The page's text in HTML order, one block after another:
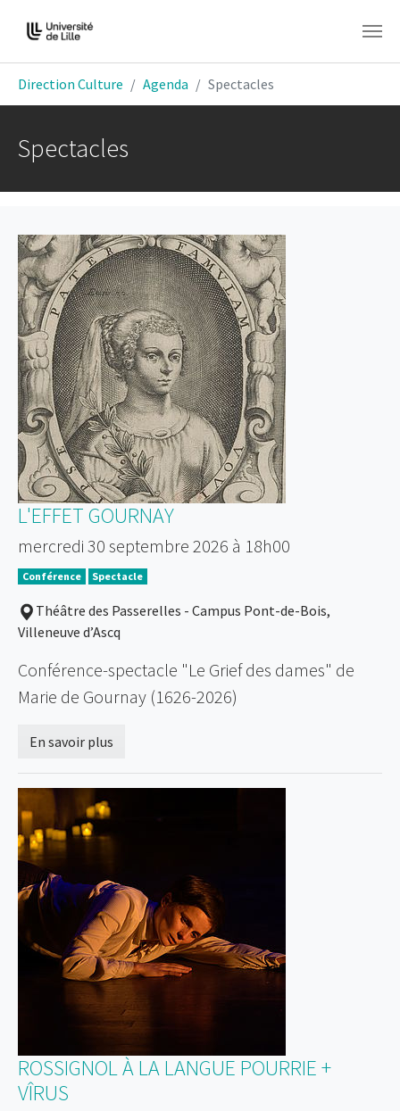
Direction Culture Agenda Spectacles
Spectacles
L'EFFET GOURNAY
mercredi 30 septembre 2026 à 18h00
Conférence Spectacle
Théâtre des Passerelles - Campus Pont-de-Bois,
Villeneuve d’Ascq
Conférence-spectacle "Le Grief des dames" de
Marie de Gournay (1626-2026)
En savoir plus
ROSSIGNOL À LA LANGUE POURRIE +
VÎRUS